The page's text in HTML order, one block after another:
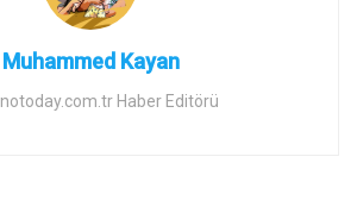
Muhammed Kayan
Haber Editörü